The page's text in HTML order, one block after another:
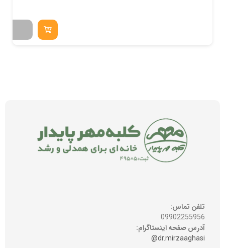
تلفن تماس:
09902255956
آدرس صفحه اینستاگرام:
dr.mirzaaghasi@